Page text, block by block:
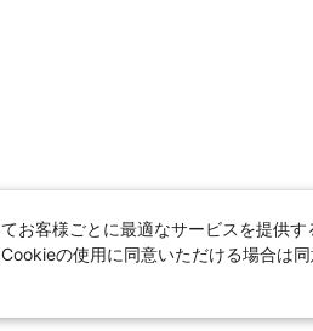
お客様ごとに最適なサービスを提供
の使用に同意いただける場合は